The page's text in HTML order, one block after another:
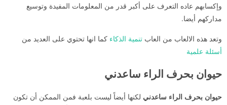
وإكسابهم عاده التعرف على أكبر قدر من المعلومات المفيدة وتوسيع
مداركهم أيضا.
وتعد هذه الالعاب من العاب تنمية الذكاء كما انها تحتوي على العديد من
أسئلة علمية
حيوان بحرف الراء ساعدني
حيوان بحرف الراء ساعدني لكنها أيضاً ليست بلعبة فمن الممكن أن تكون